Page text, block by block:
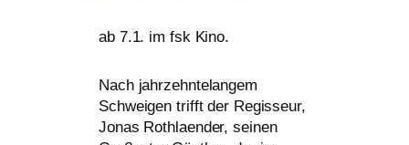
ab 7.1. im fsk Kino.
Nach jahr­zehn­te­lan­gem
Schweigen trifft der Regisseur,
Jonas Rothlaender, sei­nen